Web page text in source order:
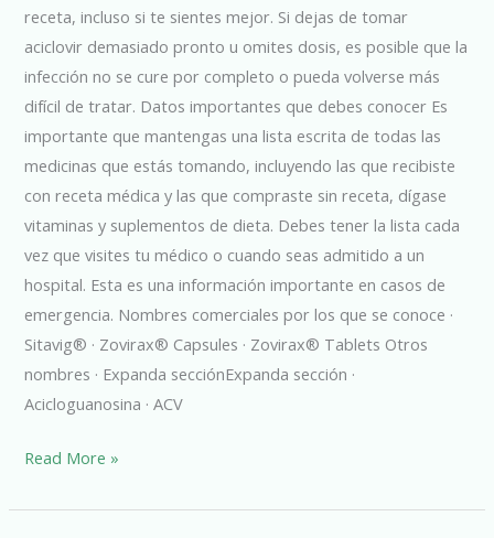
receta, incluso si te sientes mejor. Si dejas de tomar
aciclovir demasiado pronto u omites dosis, es posible que la
infección no se cure por completo o pueda volverse más
difícil de tratar. Datos importantes que debes conocer Es
importante que mantengas una lista escrita de todas las
medicinas que estás tomando, incluyendo las que recibiste
con receta médica y las que compraste sin receta, dígase
vitaminas y suplementos de dieta. Debes tener la lista cada
vez que visites tu médico o cuando seas admitido a un
hospital. Esta es una información importante en casos de
emergencia. Nombres comerciales por los que se conoce ·
Sitavig® · Zovirax® Capsules · Zovirax® Tablets Otros
nombres · Expanda secciónExpanda sección ·
Acicloguanosina · ACV
Read More »